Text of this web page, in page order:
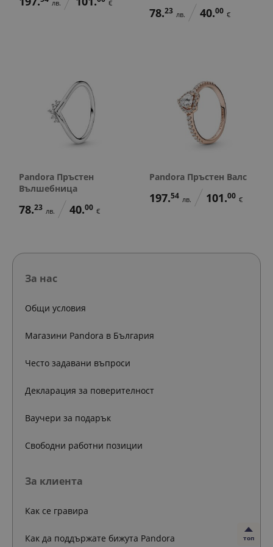
лв. €
78.23 лв. 40.00 €
Pandora Пръстен
Вълшебница
78.23 лв. 40.00 €
Pandora Пръстен Валс
197.54 лв. 101.00 €
топ
За нас
Общи условия
Магазини Pandora в България
Често задавани въпроси
Декларация за поверителност
Ваучери за подарък
Свободни работни позиции
За клиента
Как се гравира
Как да поддържате бижута Pandora